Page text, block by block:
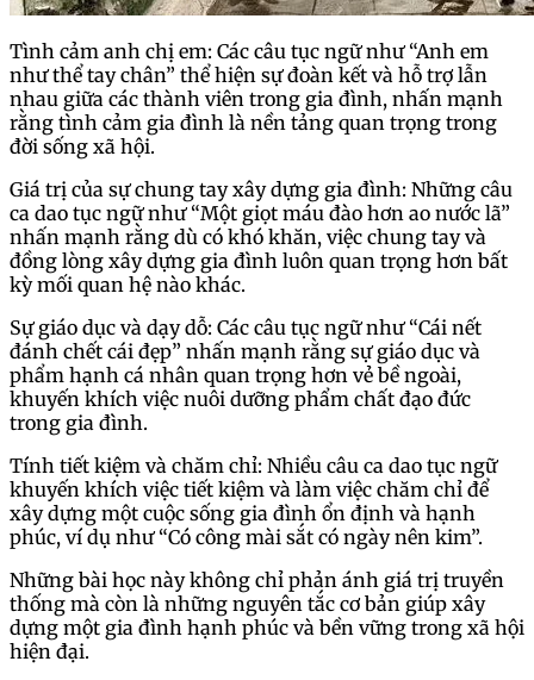
Tình cảm anh chị em: Các câu tục ngữ như “Anh em
như thể tay chân” thể hiện sự đoàn kết và hỗ trợ lẫn
nhau giữa các thành viên trong gia đình, nhấn mạnh
rằng tình cảm gia đình là nền tảng quan trọng trong
đời sống xã hội.
Giá trị của sự chung tay xây dựng gia đình: Những câu
ca dao tục ngữ như “Một giọt máu đào hơn ao nước lã”
nhấn mạnh rằng dù có khó khăn, việc chung tay và
đồng lòng xây dựng gia đình luôn quan trọng hơn bất
kỳ mối quan hệ nào khác.
Sự giáo dục và dạy dỗ: Các câu tục ngữ như “Cái nết
đánh chết cái đẹp” nhấn mạnh rằng sự giáo dục và
phẩm hạnh cá nhân quan trọng hơn vẻ bề ngoài,
khuyến khích việc nuôi dưỡng phẩm chất đạo đức
trong gia đình.
Tính tiết kiệm và chăm chỉ: Nhiều câu ca dao tục ngữ
khuyến khích việc tiết kiệm và làm việc chăm chỉ để
xây dựng một cuộc sống gia đình ổn định và hạnh
phúc, ví dụ như “Có công mài sắt có ngày nên kim”.
Những bài học này không chỉ phản ánh giá trị truyền
thống mà còn là những nguyên tắc cơ bản giúp xây
dựng một gia đình hạnh phúc và bền vững trong xã hội
hiện đại.